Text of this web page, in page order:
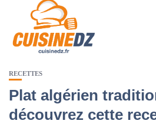
RECETTES
Plat algérien
découvrez cette